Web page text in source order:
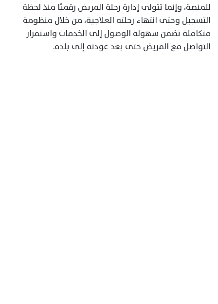
للمنصة، وإنما تتولى إدارة رحلة المريض رقميًا منذ لحظة
التسجيل وحتى انتهاء رحلته العلاجية، من خلال منظومة
متكاملة تضمن سهولة الوصول إلى الخدمات واستمرار
التواصل مع المريض حتى بعد عودته إلى بلده.